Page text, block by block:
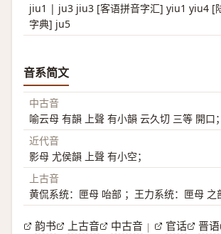
jiu1 | ju3 jiu3 [客语拼音字汇] yiu1 yiu4 [
字典] ju5
音系简文
中古音
喻云母 有韻 上聲 有小韻 云久切 三等 開口；
近代音
影母 尤侯韻 上聲 有小空；
上古音
黄侃系统：匣母 咍部 ；王力系统：匣母 之
韵书 上古音 中古音 | 官话 晋语